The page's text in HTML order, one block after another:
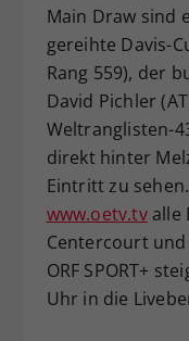
Main Draw sind
gereihte Davis-
Rang 559), der
David Pichler
Weltranglisten-
direkt hinter
Eintritt zu
www.oetv.tvalle
Centercourt
ORF SPORT+
Uhr in die